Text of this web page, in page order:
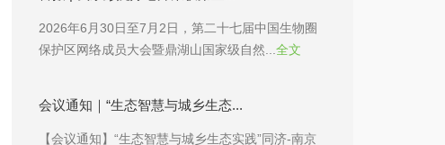
2026年6月30日至7月2日，第二十七届中国生物圈
保护区网络成员大会暨鼎湖山国家级自然... 全文
会议通知｜“生态智慧与城乡生态...
【会议通知】“生态智慧与城乡生态实践”同济-南京